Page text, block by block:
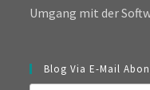
Umgang mit der
Blog Via E-Mail